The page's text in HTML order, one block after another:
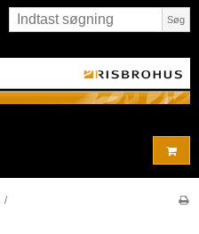
Søg
/